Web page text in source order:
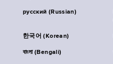
русский (Russian)
한국어 (Korean)
বাংলা (Bengali)